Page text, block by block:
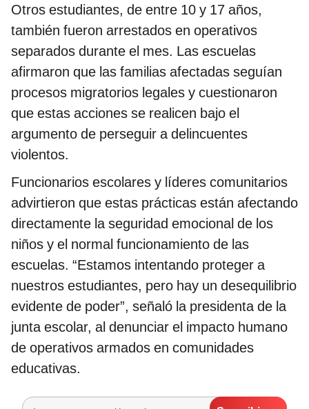
Otros estudiantes, de entre 10 y 17 años,
también fueron arrestados en operativos
separados durante el mes. Las escuelas
afirmaron que las familias afectadas seguían
procesos migratorios legales y cuestionaron
que estas acciones se realicen bajo el
argumento de perseguir a delincuentes
violentos.
Funcionarios escolares y líderes comunitarios
advirtieron que estas prácticas están afectando
directamente la seguridad emocional de los
niños y el normal funcionamiento de las
escuelas. “Estamos intentando proteger a
nuestros estudiantes, pero hay un desequilibrio
evidente de poder”, señaló la presidenta de la
junta escolar, al denunciar el impacto humano
de operativos armados en comunidades
educativas.